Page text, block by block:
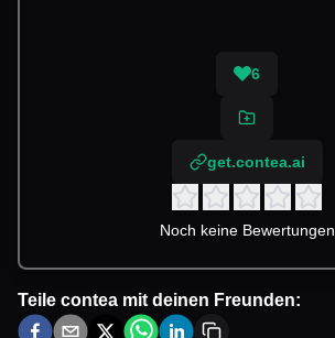
6
get.contea.ai
Noch keine Bewertungen
Teile contea mit deinen Freunden: